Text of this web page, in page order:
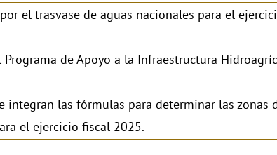
el trasvase de aguas nacionales para el
de Apoyo a la Infraestructura
integran las fórmulas para determinar las
el ejercicio fiscal 2025.